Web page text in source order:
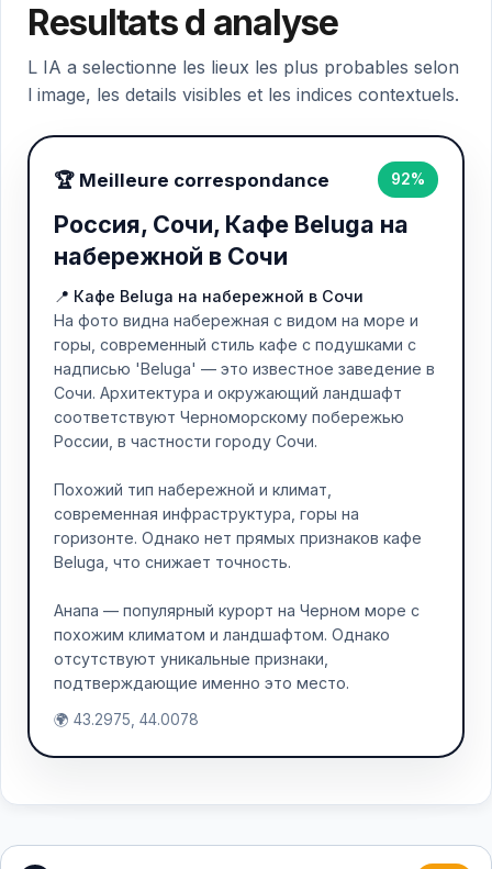
Resultats d analyse
L IA a selectionne les lieux les plus probables selon
l image, les details visibles et les indices contextuels.
🏆 Meilleure correspondance 92%
Россия, Сочи, Кафе Beluga на
набережной в Сочи
📍 Кафе Beluga на набережной в Сочи
На фото видна набережная с видом на море и
горы, современный стиль кафе с подушками с
надписью 'Beluga' — это известное заведение в
Сочи. Архитектура и окружающий ландшафт
соответствуют Черноморскому побережью
России, в частности городу Сочи.
Похожий тип набережной и климат,
современная инфраструктура, горы на
горизонте. Однако нет прямых признаков кафе
Beluga, что снижает точность.
Анапа — популярный курорт на Черном море с
похожим климатом и ландшафтом. Однако
отсутствуют уникальные признаки,
подтверждающие именно это место.
🌍 43.2975, 44.0078